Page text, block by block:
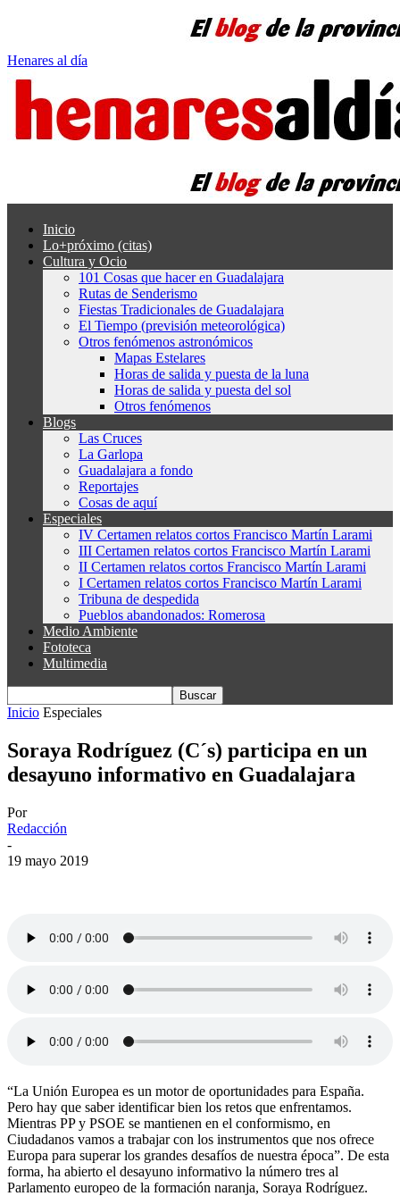
Henares al día
Inicio
Lo+próximo (citas)
Cultura y Ocio
101 Cosas que hacer en Guadalajara
Rutas de Senderismo
Fiestas Tradicionales de Guadalajara
El Tiempo (previsión meteorológica)
Otros fenómenos astronómicos
Mapas Estelares
Horas de salida y puesta de la luna
Horas de salida y puesta del sol
Otros fenómenos
Blogs
Las Cruces
La Garlopa
Guadalajara a fondo
Reportajes
Cosas de aquí
Especiales
IV Certamen relatos cortos Francisco Martín Larami
III Certamen relatos cortos Francisco Martín Larami
II Certamen relatos cortos Francisco Martín Larami
I Certamen relatos cortos Francisco Martín Larami
Tribuna de despedida
Pueblos abandonados: Romerosa
Medio Ambiente
Fototeca
Multimedia
Inicio Especiales
Soraya Rodríguez (C´s) participa en un
desayuno informativo en Guadalajara
Por
Redacción
-
19 mayo 2019
“La Unión Europea es un motor de oportunidades para España.
Pero hay que saber identificar bien los retos que enfrentamos.
Mientras PP y PSOE se mantienen en el conformismo, en
Ciudadanos vamos a trabajar con los instrumentos que nos ofrece
Europa para superar los grandes desafíos de nuestra época”. De esta
forma, ha abierto el desayuno informativo la número tres al
Parlamento europeo de la formación naranja, Soraya Rodríguez.